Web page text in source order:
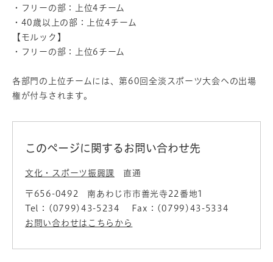
・フリーの部：上位4チーム
・40歳以上の部：上位4チーム
【モルック】
・フリーの部：上位6チーム
各部門の上位チームには、第60回全淡スポーツ大会への出場
権が付与されます。
このページに関するお問い合わせ先
文化・スポーツ振興課 直通
〒656-0492
南あわじ市市善光寺22番地1
Tel：(0799)43-5234
Fax：(0799)43-5334
お問い合わせはこちらから